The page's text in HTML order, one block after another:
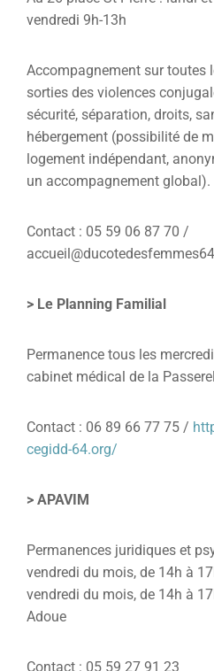
vendredi 9h-13h
Accompagnement sur toutes
sorties des violences
sécurité, séparation, droits,
hébergement (possibilité de
logement indépendant,
un accompagnement global).
Contact : 05 59 06 87 70 /
> Le Planning Familial
Permanence tous les
cabinet médical de la
Contact : 06 89 66 77 75 /
cegidd-64.org/
> APAVIM
Permanences juridiques et
vendredi du mois, de 14h à
vendredi du mois, de 14h à
Adoue
Contact : 05 59 27 91 23